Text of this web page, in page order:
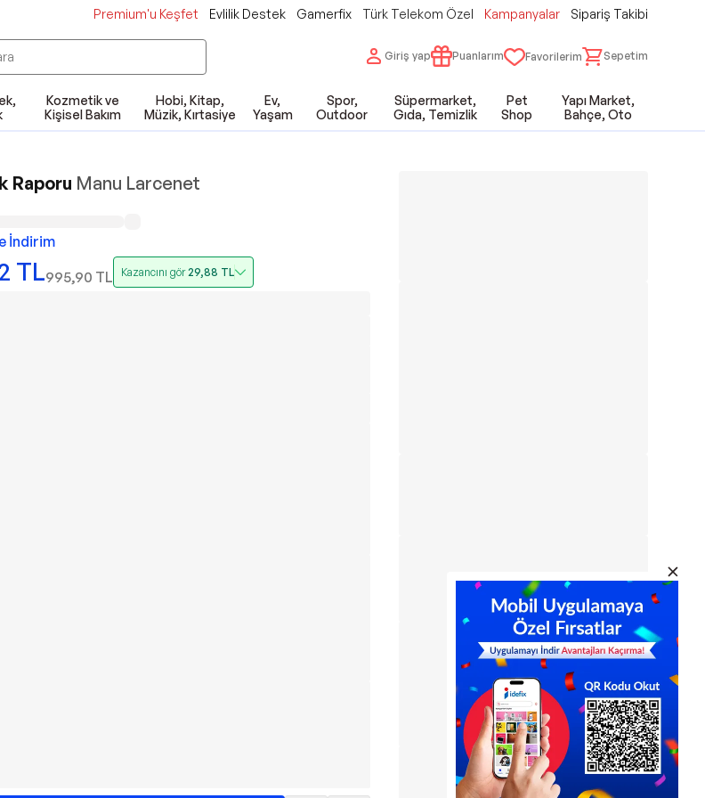
Premium'u Keşfet Evlilik Destek Gamerfix Türk Telekom Özel Kampanyalar Sipariş Takibi
Giriş yap Puanlarım Favorilerim Sepetim
Kozmetik ve
Kişisel Bakım
Hobi, Kitap,
Müzik, Kırtasiye
Ev,
Yaşam
Spor,
Outdoor
Süpermarket,
Gıda, Temizlik
Pet
Shop
Yapı Market,
Bahçe, Oto
Raporu Manu Larcenet
İndirim
TL995,90 TL Kazancını gör29,88 TL